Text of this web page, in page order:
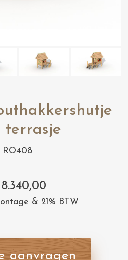
terrasje
RO408
8.340,00
& 21% BTW
aanvragen